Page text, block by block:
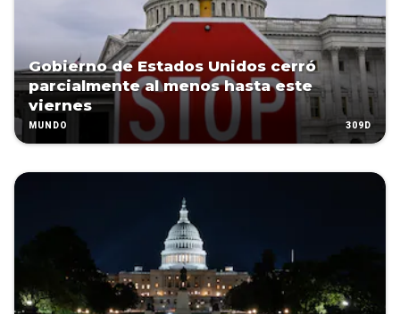
Gobierno de Estados Unidos cerró
parcialmente al menos hasta este
viernes
MUNDO 309D